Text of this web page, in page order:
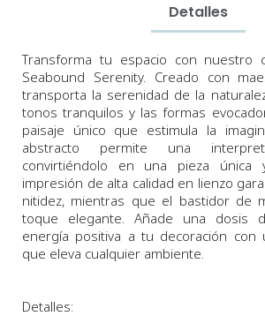
Detalles
Transforma tu espacio con nuestro
Seabound Serenity. Creado con
transporta la serenidad de la
tonos tranquilos y las formas
paisaje único que estimula la
abstracto permite una
convirtiéndolo en una pieza única
impresión de alta calidad en lienzo
nitidez, mientras que el bastidor de
toque elegante. Añade una dosis
energía positiva a tu decoración
que eleva cualquier ambiente.
Detalles: